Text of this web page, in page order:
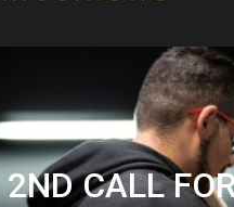
2ND CALL